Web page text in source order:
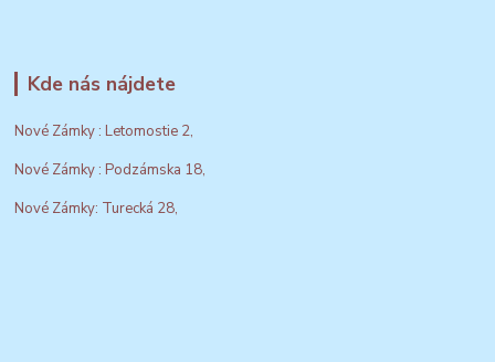
Kde nás nájdete
Nové Zámky : Letomostie 2,
Nové Zámky : Podzámska 18,
Nové Zámky: Turecká 28,